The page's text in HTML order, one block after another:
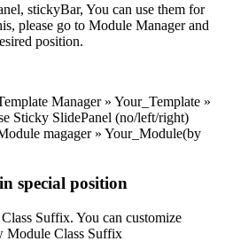
stickyBar, You can use them for
please go to Module Manager and
position.
Manager » Your_Template »
Sticky SlidePanel (no/left/right)
magager » Your_Module(by
special position
Suffix. You can customize
Module Class Suffix